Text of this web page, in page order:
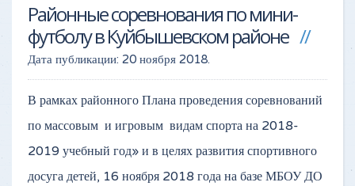
Районные соревнования по мини-
футболу в Куйбышевском районе
Дата публикации: 20 ноября 2018.
В рамках районного Плана проведения соревнований
по массовым и игровым видам спорта на 2018-
2019 учебный год» и в целях развития спортивного
досуга детей, 16 ноября 2018 года на базе МБОУ ДО